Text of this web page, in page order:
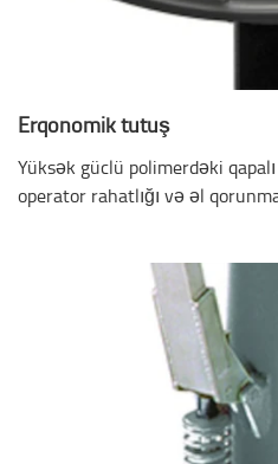
Erqonomik tutuş
Yüksək güclü polimerdəki
operator rahatlığı və əl